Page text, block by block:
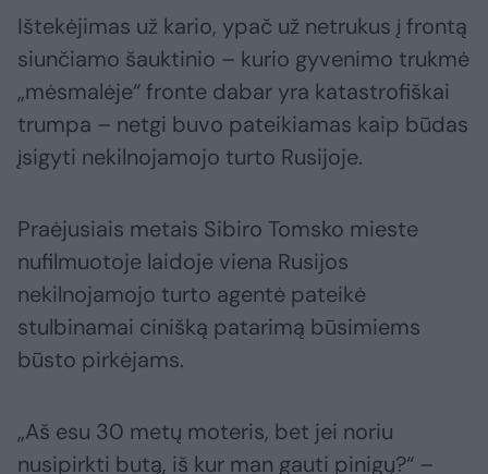
Ištekėjimas už kario, ypač už netrukus į frontą
siunčiamo šauktinio – kurio gyvenimo trukmė
„mėsmalėje“ fronte dabar yra katastrofiškai
trumpa – netgi buvo pateikiamas kaip būdas
įsigyti nekilnojamojo turto Rusijoje.
Praėjusiais metais Sibiro Tomsko mieste
nufilmuotoje laidoje viena Rusijos
nekilnojamojo turto agentė pateikė
stulbinamai cinišką patarimą būsimiems
būsto pirkėjams.
„Aš esu 30 metų moteris, bet jei noriu
nusipirkti butą, iš kur man gauti pinigų?“ –